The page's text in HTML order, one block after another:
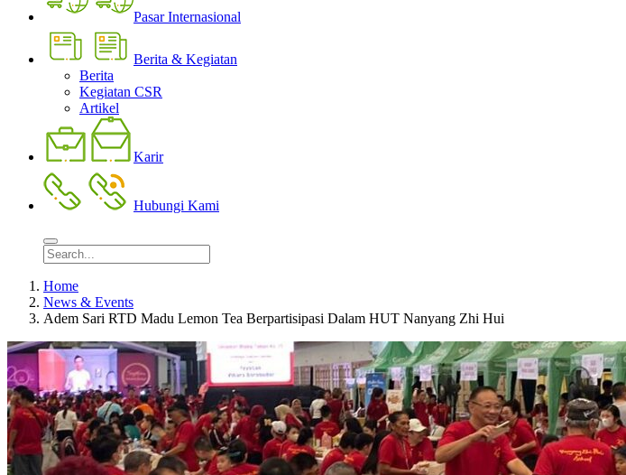
Pasar Internasional
Berita & Kegiatan
Berita
Kegiatan CSR
Artikel
Karir
Hubungi Kami
Home
News & Events
Adem Sari RTD Madu Lemon Tea Berpartisipasi Dalam HUT Nanyang Zhi Hui